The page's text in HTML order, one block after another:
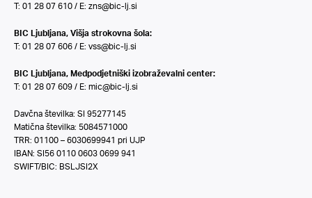
T: 01 28 07 610 / E: zns@bic-lj.si
BIC Ljubljana, Višja strokovna šola:
T: 01 28 07 606 / E: vss@bic-lj.si
BIC Ljubljana, Medpodjetniški izobraževalni center:
T: 01 28 07 609 / E: mic@bic-lj.si
Davčna številka: SI 95277145
Matična številka: 5084571000
TRR: 01100 – 6030699941 pri UJP
IBAN: SI56 0110 0603 0699 941
SWIFT/BIC: BSLJSI2X